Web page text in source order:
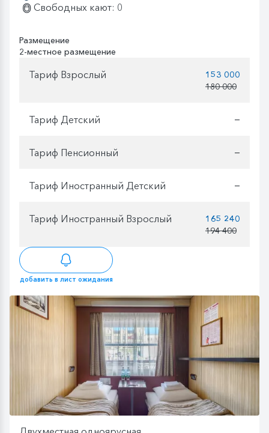
Свободных кают: 0
Размещение
2-местное размещение
Тариф Взрослый
153 000
180 000
Тариф Детский —
Тариф Пенсионный —
Тариф Иностранный Детский —
Тариф Иностранный Взрослый
165 240
194 400
добавить в лист ожидания